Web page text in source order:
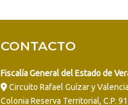
CONTACTO
Fiscalía General del Estado de
Circuito Rafael Guízar y
Colonia Reserva Territorial, C.P.